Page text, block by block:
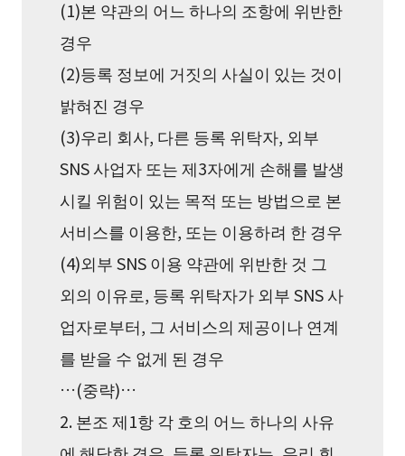
(1)본 약관의 어느 하나의 조항에 위반한
경우
(2)등록 정보에 거짓의 사실이 있는 것이
밝혀진 경우
(3)우리 회사, 다른 등록 위탁자, 외부
SNS 사업자 또는 제3자에게 손해를 발생
시킬 위험이 있는 목적 또는 방법으로 본
서비스를 이용한, 또는 이용하려 한 경우
(4)외부 SNS 이용 약관에 위반한 것 그
외의 이유로, 등록 위탁자가 외부 SNS 사
업자로부터, 그 서비스의 제공이나 연계
를 받을 수 없게 된 경우
…(중략)…
2. 본조 제1항 각 호의 어느 하나의 사유